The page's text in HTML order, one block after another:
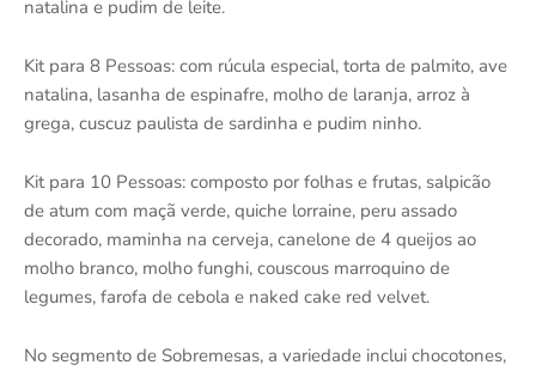
natalina e pudim de leite.
Kit para 8 Pessoas: com rúcula especial, torta de palmito, ave
natalina, lasanha de espinafre, molho de laranja, arroz à
grega, cuscuz paulista de sardinha e pudim ninho.
Kit para 10 Pessoas: composto por folhas e frutas, salpicão
de atum com maçã verde, quiche lorraine, peru assado
decorado, maminha na cerveja, canelone de 4 queijos ao
molho branco, molho funghi, couscous marroquino de
legumes, farofa de cebola e naked cake red velvet.
No segmento de Sobremesas, a variedade inclui chocotones,